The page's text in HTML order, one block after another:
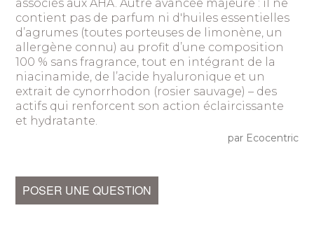
associés aux AHA. Autre avancée majeure : il ne
contient pas de parfum ni d'huiles essentielles
d’agrumes (toutes porteuses de limonène, un
allergène connu) au profit d’une composition
100 % sans fragrance, tout en intégrant de la
niacinamide, de l’acide hyaluronique et un
extrait de cynorrhodon (rosier sauvage) – des
actifs qui renforcent son action éclaircissante
et hydratante.
par Ecocentric
POSER UNE QUESTION